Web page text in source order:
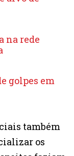
na rede
golpes em
também
os